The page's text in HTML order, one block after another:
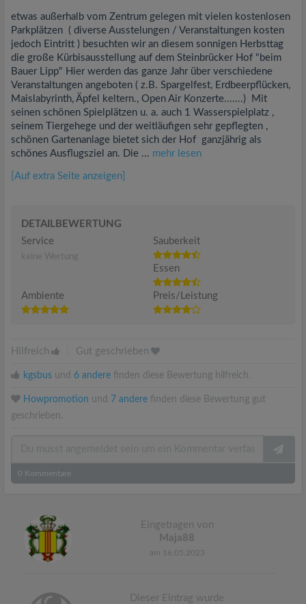
etwas außerhalb vom Zentrum gelegen mit vielen kostenlosen
Parkplätzen ( diverse Ausstelungen / Veranstaltungen kosten
jedoch Eintritt ) besuchten wir an diesem sonnigen Herbsttag
die große Kürbisausstellung auf dem Steinbrücker Hof "beim
Bauer Lipp" Hier werden das ganze Jahr über verschiedene
Veranstaltungen angeboten ( z.B. Spargelfest, Erdbeerpflücken,
Maislabyrinth, Äpfel keltern., Open Air Konzerte.......) Mit
seinen schönen Spielplätzen u. a. auch 1 Wasserspielplatz ,
seinem Tiergehege und der weitläufigen sehr gepflegten ,
schönen Gartenanlage bietet sich der Hof ganzjährig als
schönes Ausflugsziel an. Die ... mehr lesen
[Auf extra Seite anzeigen]
DETAILBEWERTUNG
Service
keine Wertung
Sauberkeit
Essen
Ambiente Preis/Leistung
Hilfreich Gut geschrieben
kgsbus und 6 andere finden diese Bewertung hilfreich.
Howpromotion und 7 andere finden diese Bewertung gut
geschrieben.
0 Kommentare
Eingetragen von
Maja88
am 16.05.2023
Dieser Eintrag wurde